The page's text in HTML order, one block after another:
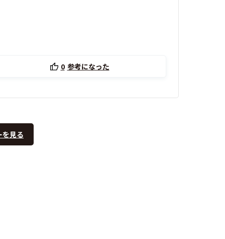
0 参考になった
を見る